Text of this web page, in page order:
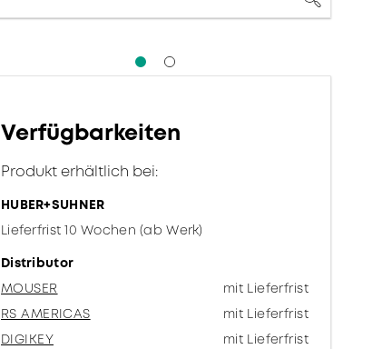
Verfügbarkeiten
Produkt erhältlich bei:
HUBER+SUHNER
Lieferfrist 10 Wochen (ab Werk)
Distributor
MOUSER
mit Lieferfrist
RS AMERICAS
mit Lieferfrist
DIGIKEY
mit Lieferfrist